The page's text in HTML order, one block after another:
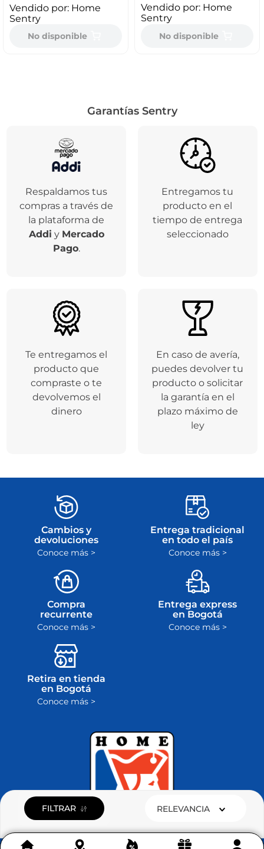
FILTRAR RELEVANCIA
Vendido por: Home
Sentry
No disponible
Vendido por: Home
Sentry
No disponible
Garantías Sentry
Respaldamos tus
compras a través de
la plataforma de
Addi y Mercado
Pago.
Entregamos tu
producto en el
tiempo de entrega
seleccionado
Te entregamos el
producto que
compraste o te
devolvemos el
dinero
En caso de avería,
puedes devolver tu
producto o solicitar
la garantía en el
plazo máximo de
ley
Cambios y
devoluciones
Conoce más >
Entrega tradicional
en todo el país
Conoce más >
Compra
recurrente
Conoce más >
Entrega express
en Bogotá
Conoce más >
Retira en tienda
en Bogotá
Conoce más >